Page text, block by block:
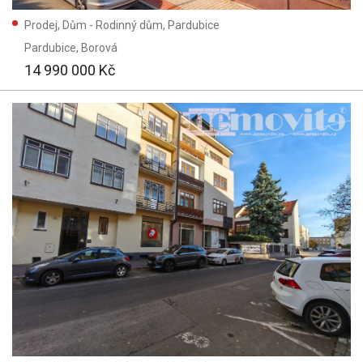
Prodej, Dům - Rodinný dům, Pardubice
Pardubice, Borová
14 990 000 Kč